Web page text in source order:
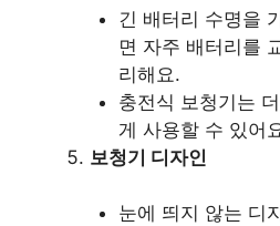
긴 배터리 수명을
면 자주 배터리를
리해요.
충전식 보청기는
게 사용할 수 있어
보청기 디자인
눈에 띄지 않는 디